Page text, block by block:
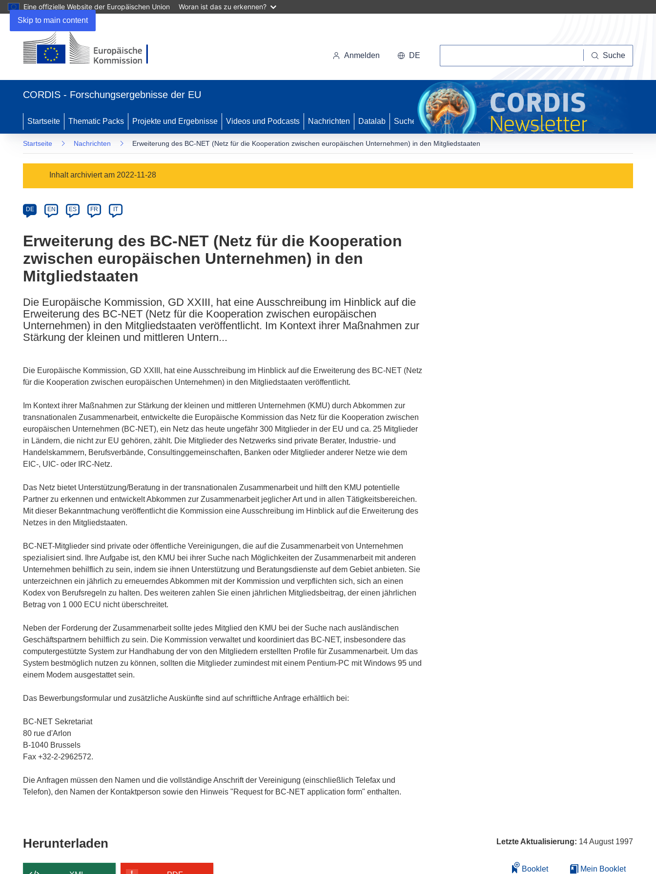
Skip to main content
Eine offizielle Website der Europäischen Union Woran ist das zu erkennen?
neuem
Anmelden DE Suche
CORDIS - Forschungsergebnisse der EU
Startseite Thematic Packs Projekte und Ergebnisse Videos und Podcasts Nachrichten Datalab Suche
Startseite Nachrichten Erweiterung des BC-NET (Netz für die Kooperation zwischen europäischen Unternehmen) in den Mitgliedstaaten
Category
Inhalt archiviert am 2022-11-28
Article
available
the
following
languages:
DE EN ES FR IT
Erweiterung des BC-NET (Netz für die Kooperation
zwischen europäischen Unternehmen) in den
Mitgliedstaaten
Die Europäische Kommission, GD XXIII, hat eine Ausschreibung im Hinblick auf die
Erweiterung des BC-NET (Netz für die Kooperation zwischen europäischen
Unternehmen) in den Mitgliedstaaten veröffentlicht. Im Kontext ihrer Maßnahmen zur
Stärkung der kleinen und mittleren Untern...
Die Europäische Kommission, GD XXIII, hat eine Ausschreibung im Hinblick auf die Erweiterung des BC-NET (Netz
für die Kooperation zwischen europäischen Unternehmen) in den Mitgliedstaaten veröffentlicht.
Im Kontext ihrer Maßnahmen zur Stärkung der kleinen und mittleren Unternehmen (KMU) durch Abkommen zur
transnationalen Zusammenarbeit, entwickelte die Europäische Kommission das Netz für die Kooperation zwischen
europäischen Unternehmen (BC-NET), ein Netz das heute ungefähr 300 Mitglieder in der EU und ca. 25 Mitglieder
in Ländern, die nicht zur EU gehören, zählt. Die Mitglieder des Netzwerks sind private Berater, Industrie- und
Handelskammern, Berufsverbände, Consultinggemeinschaften, Banken oder Mitglieder anderer Netze wie dem
EIC-, UIC- oder IRC-Netz.
Das Netz bietet Unterstützung/Beratung in der transnationalen Zusammenarbeit und hilft den KMU potentielle
Partner zu erkennen und entwickelt Abkommen zur Zusammenarbeit jeglicher Art und in allen Tätigkeitsbereichen.
Mit dieser Bekanntmachung veröffentlicht die Kommission eine Ausschreibung im Hinblick auf die Erweiterung des
Netzes in den Mitgliedstaaten.
BC-NET-Mitglieder sind private oder öffentliche Vereinigungen, die auf die Zusammenarbeit von Unternehmen
spezialisiert sind. Ihre Aufgabe ist, den KMU bei ihrer Suche nach Möglichkeiten der Zusammenarbeit mit anderen
Unternehmen behilflich zu sein, indem sie ihnen Unterstützung und Beratungsdienste auf dem Gebiet anbieten. Sie
unterzeichnen ein jährlich zu erneuerndes Abkommen mit der Kommission und verpflichten sich, sich an einen
Kodex von Berufsregeln zu halten. Des weiteren zahlen Sie einen jährlichen Mitgliedsbeitrag, der einen jährlichen
Betrag von 1 000 ECU nicht überschreitet.
Neben der Forderung der Zusammenarbeit sollte jedes Mitglied den KMU bei der Suche nach ausländischen
Geschäftspartnern behilflich zu sein. Die Kommission verwaltet und koordiniert das BC-NET, insbesondere das
computergestützte System zur Handhabung der von den Mitgliedern erstellten Profile für Zusammenarbeit. Um das
System bestmöglich nutzen zu können, sollten die Mitglieder zumindest mit einem Pentium-PC mit Windows 95 und
einem Modem ausgestattet sein.
Das Bewerbungsformular und zusätzliche Auskünfte sind auf schriftliche Anfrage erhältlich bei:
BC-NET Sekretariat
80 rue d'Arlon
B-1040 Brussels
Fax +32-2-2962572.
Die Anfragen müssen den Namen und die vollständige Anschrift der Vereinigung (einschließlich Telefax und
Telefon), den Namen der Kontaktperson sowie den Hinweis "Request for BC-NET application form" enthalten.
Herunterladen Letzte Aktualisierung: 14 August 1997
Booklet Mein Booklet